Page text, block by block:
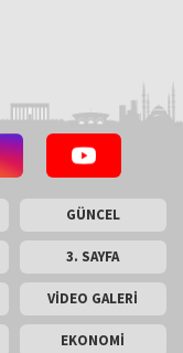
GÜNCEL
3. SAYFA
VİDEO GALERİ
EKONOMİ